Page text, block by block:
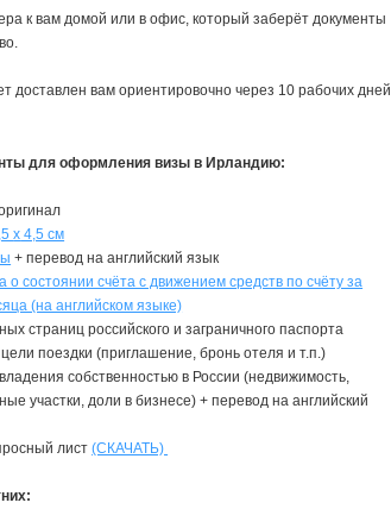
к вам домой или в офис, который заберёт документы
доставлен вам ориентировочно через 10 рабочих дней
для оформления визы в Ирландию:
х 4,5 см
+ перевод на английский язык
о состоянии счёта c движением средств по счёту за
(на английском языке)
страниц российского и заграничного паспорта
поездки (приглашение, бронь отеля и т.п.)
собственностью в России (недвижимость,
участки, доли в бизнесе) + перевод на английский
лист(СКАЧАТЬ)